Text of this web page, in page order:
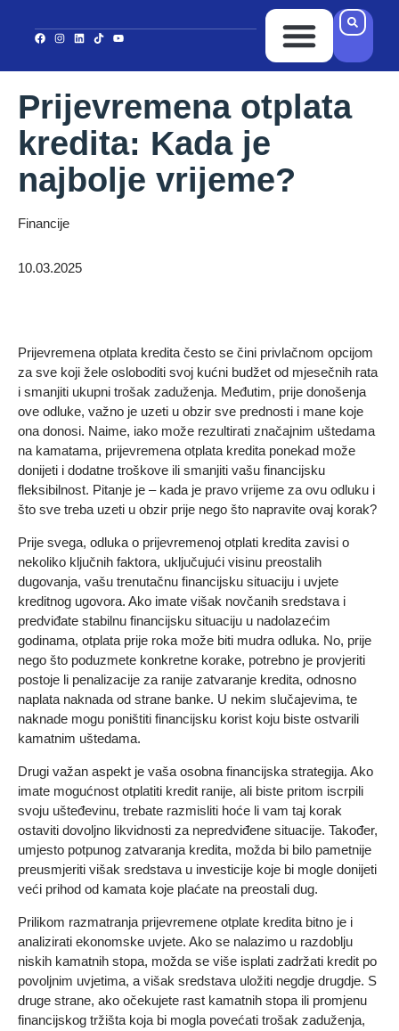
Prijevremena otplata
kredita: Kada je
najbolje vrijeme?
Financije
10.03.2025
Prijevremena otplata kredita često se čini privlačnom opcijom
za sve koji žele osloboditi svoj kućni budžet od mjesečnih rata
i smanjiti ukupni trošak zaduženja. Međutim, prije donošenja
ove odluke, važno je uzeti u obzir sve prednosti i mane koje
ona donosi. Naime, iako može rezultirati značajnim uštedama
na kamatama, prijevremena otplata kredita ponekad može
donijeti i dodatne troškove ili smanjiti vašu financijsku
fleksibilnost. Pitanje je – kada je pravo vrijeme za ovu odluku i
što sve treba uzeti u obzir prije nego što napravite ovaj korak?
Prije svega, odluka o prijevremenoj otplati kredita zavisi o
nekoliko ključnih faktora, uključujući visinu preostalih
dugovanja, vašu trenutačnu financijsku situaciju i uvjete
kreditnog ugovora. Ako imate višak novčanih sredstava i
predviđate stabilnu financijsku situaciju u nadolazećim
godinama, otplata prije roka može biti mudra odluka. No, prije
nego što poduzmete konkretne korake, potrebno je provjeriti
postoje li penalizacije za ranije zatvaranje kredita, odnosno
naplata naknada od strane banke. U nekim slučajevima, te
naknade mogu poništiti financijsku korist koju biste ostvarili
kamatnim uštedama.
Drugi važan aspekt je vaša osobna financijska strategija. Ako
imate mogućnost otplatiti kredit ranije, ali biste pritom iscrpili
svoju ušteđevinu, trebate razmisliti hoće li vam taj korak
ostaviti dovoljno likvidnosti za nepredviđene situacije. Također,
umjesto potpunog zatvaranja kredita, možda bi bilo pametnije
preusmjeriti višak sredstava u investicije koje bi mogle donijeti
veći prihod od kamata koje plaćate na preostali dug.
Prilikom razmatranja prijevremene otplate kredita bitno je i
analizirati ekonomske uvjete. Ako se nalazimo u razdoblju
niskih kamatnih stopa, možda se više isplati zadržati kredit po
povoljnim uvjetima, a višak sredstava uložiti negdje drugdje. S
druge strane, ako očekujete rast kamatnih stopa ili promjenu
financijskog tržišta koja bi mogla povećati trošak zaduženja,